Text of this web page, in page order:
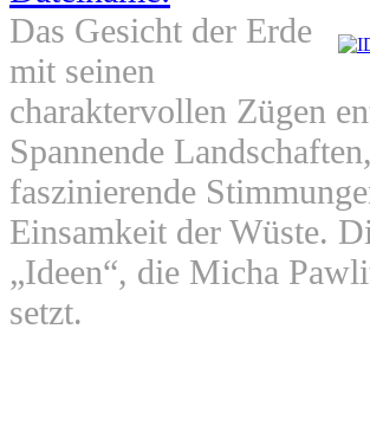
Das Gesicht der Erde
mit seinen
charaktervollen Zügen
Spannende
faszinierende
Einsamkeit der Wüste.
„Ideen“, die Micha
setzt.